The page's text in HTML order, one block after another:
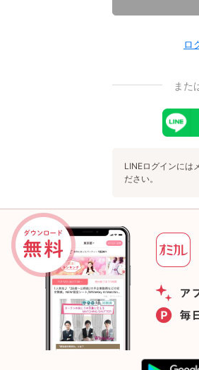
ロ
また
LINEログインには
ださい。